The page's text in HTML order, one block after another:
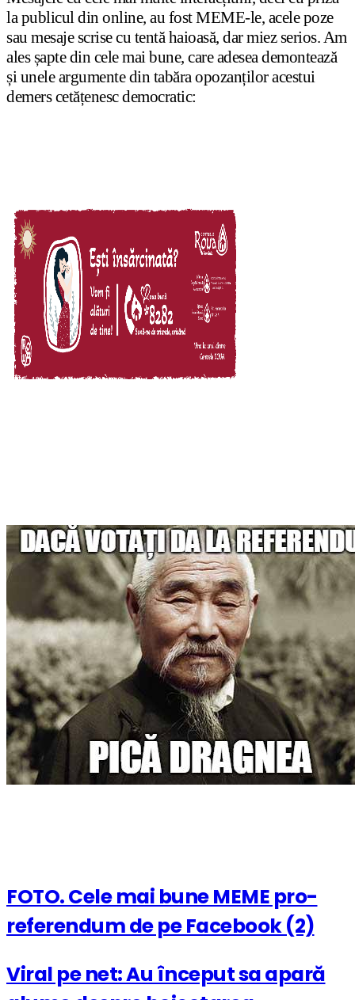
la publicul din online, au fost MEME-le, acele poze
sau mesaje scrise cu tentă haioasă, dar miez serios. Am
ales șapte din cele mai bune, care adesea demontează
și unele argumente din tabăra opozanților acestui
demers cetățenesc democratic:
FOTO. Cele mai bune MEME pro-
referendum de pe Facebook (2)
Viral pe net: Au început sa apară